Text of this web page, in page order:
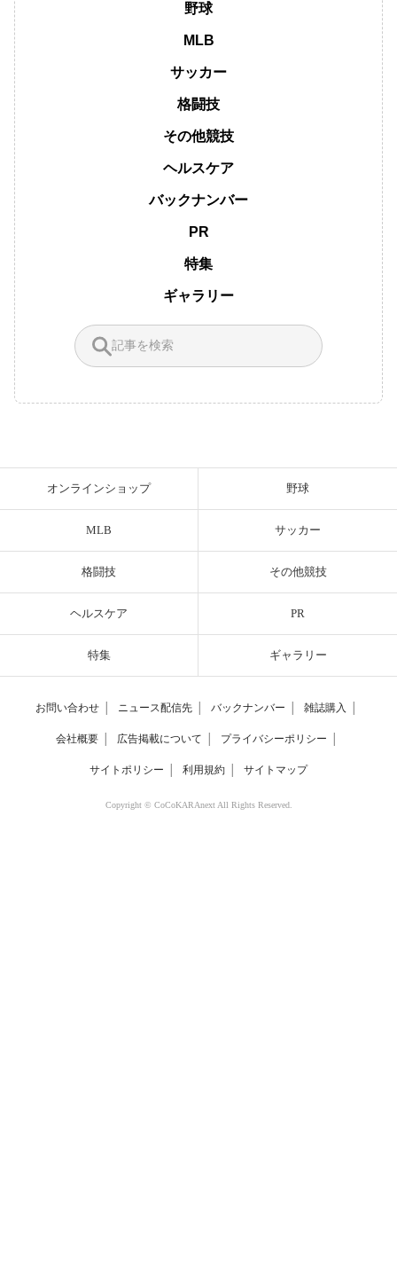
野球
MLB
サッカー
格闘技
その他競技
ヘルスケア
バックナンバー
PR
特集
ギャラリー
オンラインショップ 野球
MLB サッカー
格闘技 その他競技
ヘルスケア PR
特集 ギャラリー
お問い合わせ ニュース配信先 バックナンバー 雑誌購入
会社概要 広告掲載について プライバシーポリシー
サイトポリシー 利用規約 サイトマップ
Copyright © CoCoKARAnext All Rights Reserved.